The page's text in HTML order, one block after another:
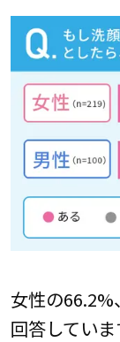
女性の
回答していま